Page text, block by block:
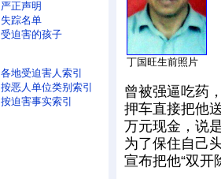
严正声明
失踪名单
受迫害的孩子
各地受迫害人索引
按恶人单位类别索引
按迫害事实索引
丁国旺生前照片
曾被强逼吃药
押车直接把他
万元现金，说
为了保住自己
宣布把他“双开